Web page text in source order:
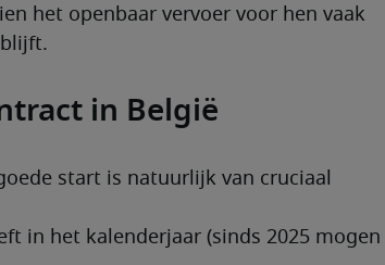
het openbaar vervoer voor hen vaak
in België
start is natuurlijk van cruciaal